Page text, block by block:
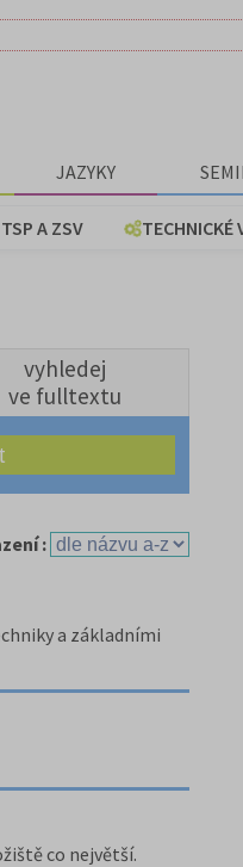
JAZYKY
A ZSV TECHNICKÉ
vyhledej
ve fulltextu
:
a základními
co největší.